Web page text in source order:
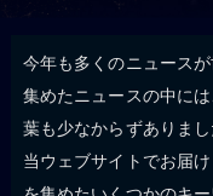
今年も多くのニュース
集めたニュースの中に
葉も少なからずありまし
当ウェブサイトでお届